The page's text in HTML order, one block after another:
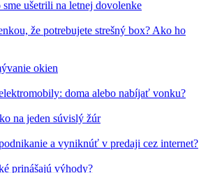
ušetrili na letnej dovolenke
že potrebujete strešný box? Ako ho
okien
doma alebo nabíjať vonku?
na jeden súvislý žúr
a vyniknúť v predaji cez internet?
prinášajú výhody?